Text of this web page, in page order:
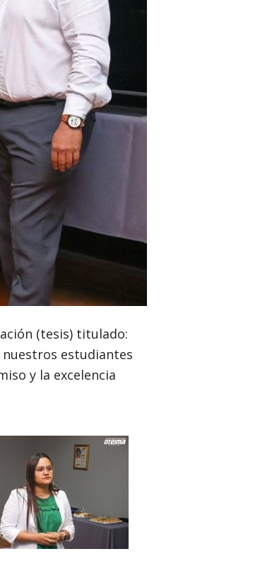
(tesis) titulado:
nuestros estudiantes
y la excelencia